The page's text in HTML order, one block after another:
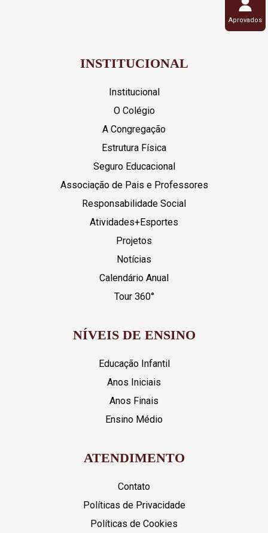
Aprovados
INSTITUCIONAL
Institucional
O Colégio
A Congregação
Estrutura Física
Seguro Educacional
Associação de Pais e Professores
Responsabilidade Social
Atividades+Esportes
Projetos
Notícias
Calendário Anual
Tour 360°
NÍVEIS DE ENSINO
Educação Infantil
Anos Iniciais
Anos Finais
Ensino Médio
ATENDIMENTO
Contato
Políticas de Privacidade
Políticas de Cookies